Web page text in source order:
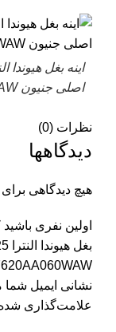
اصلی جنیون 87620AA060WAW
نظرات (0)
دیدگاهها
هیچ دیدگاهی
اولین نفری
نشانی ایمیل
علامت‌گذاری